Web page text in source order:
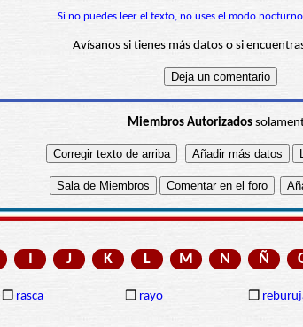
Si no puedes leer el texto, no uses el modo
Avísanos si tienes más datos o si
Miembros Autorizados
I J K L M N Ñ
❒ rasca ❒ rayo ❒